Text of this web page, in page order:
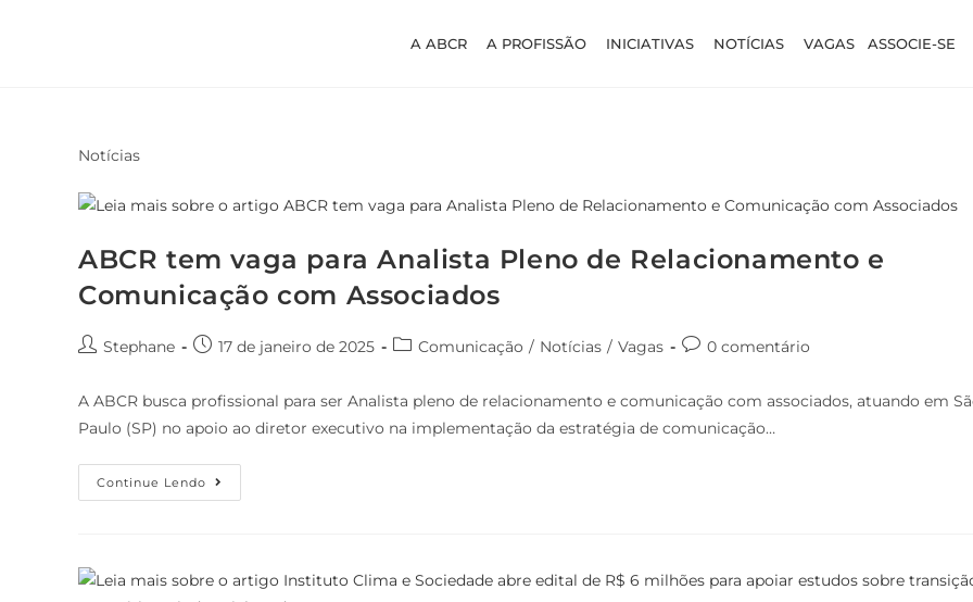
A ABCR A PROFISSÃO INICIATIVAS NOTÍCIAS VAGAS ASSOCIE-SE
Notícias
ABCR tem vaga para Analista Pleno de Relacionamento e
Comunicação com Associados
Stephane 17 de janeiro de 2025 Comunicação / Notícias / Vagas 0 comentário
A ABCR busca profissional para ser Analista pleno de relacionamento e comunicação com associados, atuando em
Paulo (SP) no apoio ao diretor executivo na implementação da estratégia de comunicação…
Continue Lendo